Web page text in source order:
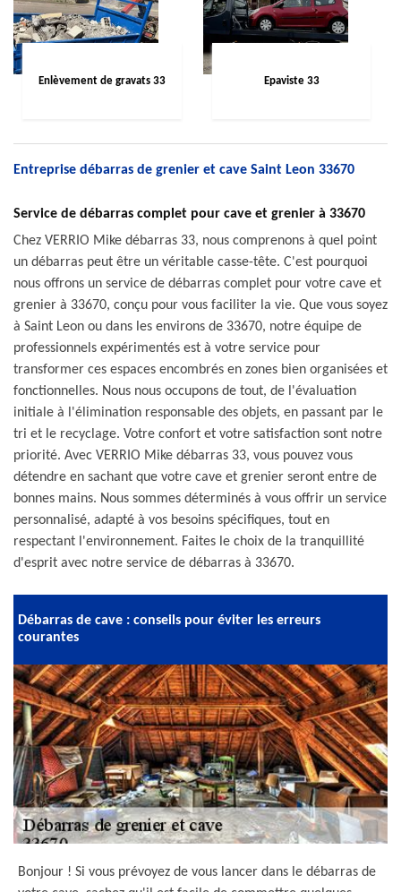
Enlèvement de gravats 33 Epaviste 33
Entreprise débarras de grenier et cave Saint Leon 33670
Service de débarras complet pour cave et grenier à 33670
Chez VERRIO Mike débarras 33, nous comprenons à quel point
un débarras peut être un véritable casse-tête. C'est pourquoi
nous offrons un service de débarras complet pour votre cave et
grenier à 33670, conçu pour vous faciliter la vie. Que vous soyez
à Saint Leon ou dans les environs de 33670, notre équipe de
professionnels expérimentés est à votre service pour
transformer ces espaces encombrés en zones bien organisées et
fonctionnelles. Nous nous occupons de tout, de l'évaluation
initiale à l'élimination responsable des objets, en passant par le
tri et le recyclage. Votre confort et votre satisfaction sont notre
priorité. Avec VERRIO Mike débarras 33, vous pouvez vous
détendre en sachant que votre cave et grenier seront entre de
bonnes mains. Nous sommes déterminés à vous offrir un service
personnalisé, adapté à vos besoins spécifiques, tout en
respectant l'environnement. Faites le choix de la tranquillité
d'esprit avec notre service de débarras à 33670.
Débarras de cave : conseils pour éviter les erreurs
courantes
Bonjour ! Si vous prévoyez de vous lancer dans le débarras de